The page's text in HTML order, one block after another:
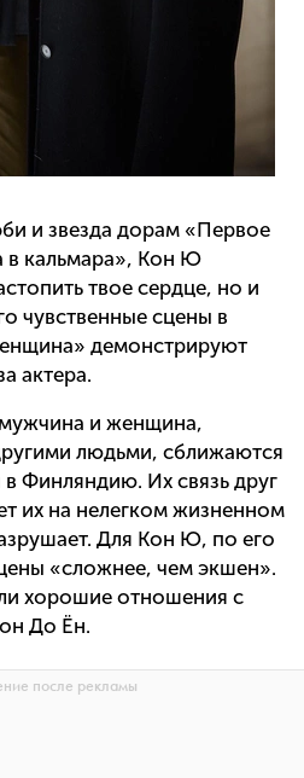
и звезда дорам «Первое
в кальмара», Кон Ю
твое сердце, но и
чувственные сцены в
демонстрируют
актера.
и женщина,
людьми, сближаются
Финляндию. Их связь друг
их на нелегком жизненном
Для Кон Ю, по его
«сложнее, чем экшен».
хорошие отношения с
До Ён.